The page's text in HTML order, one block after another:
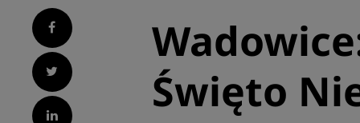
Facebook
Twitter
LinkedIn
Święto